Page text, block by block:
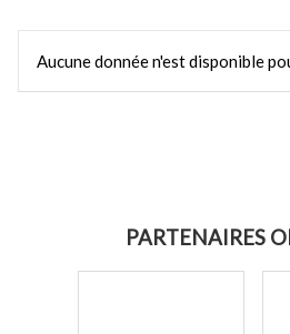
Aucune donnée n'est disponible
PARTENAIRES